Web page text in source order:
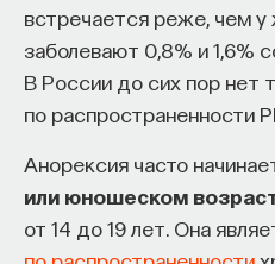
встречается реже, чем
заболевают 0,8% и 1,6%
В России до сих пор нет
по распространенности
Анорексия часто
или юношеском
от 14 до 19 лет. Она